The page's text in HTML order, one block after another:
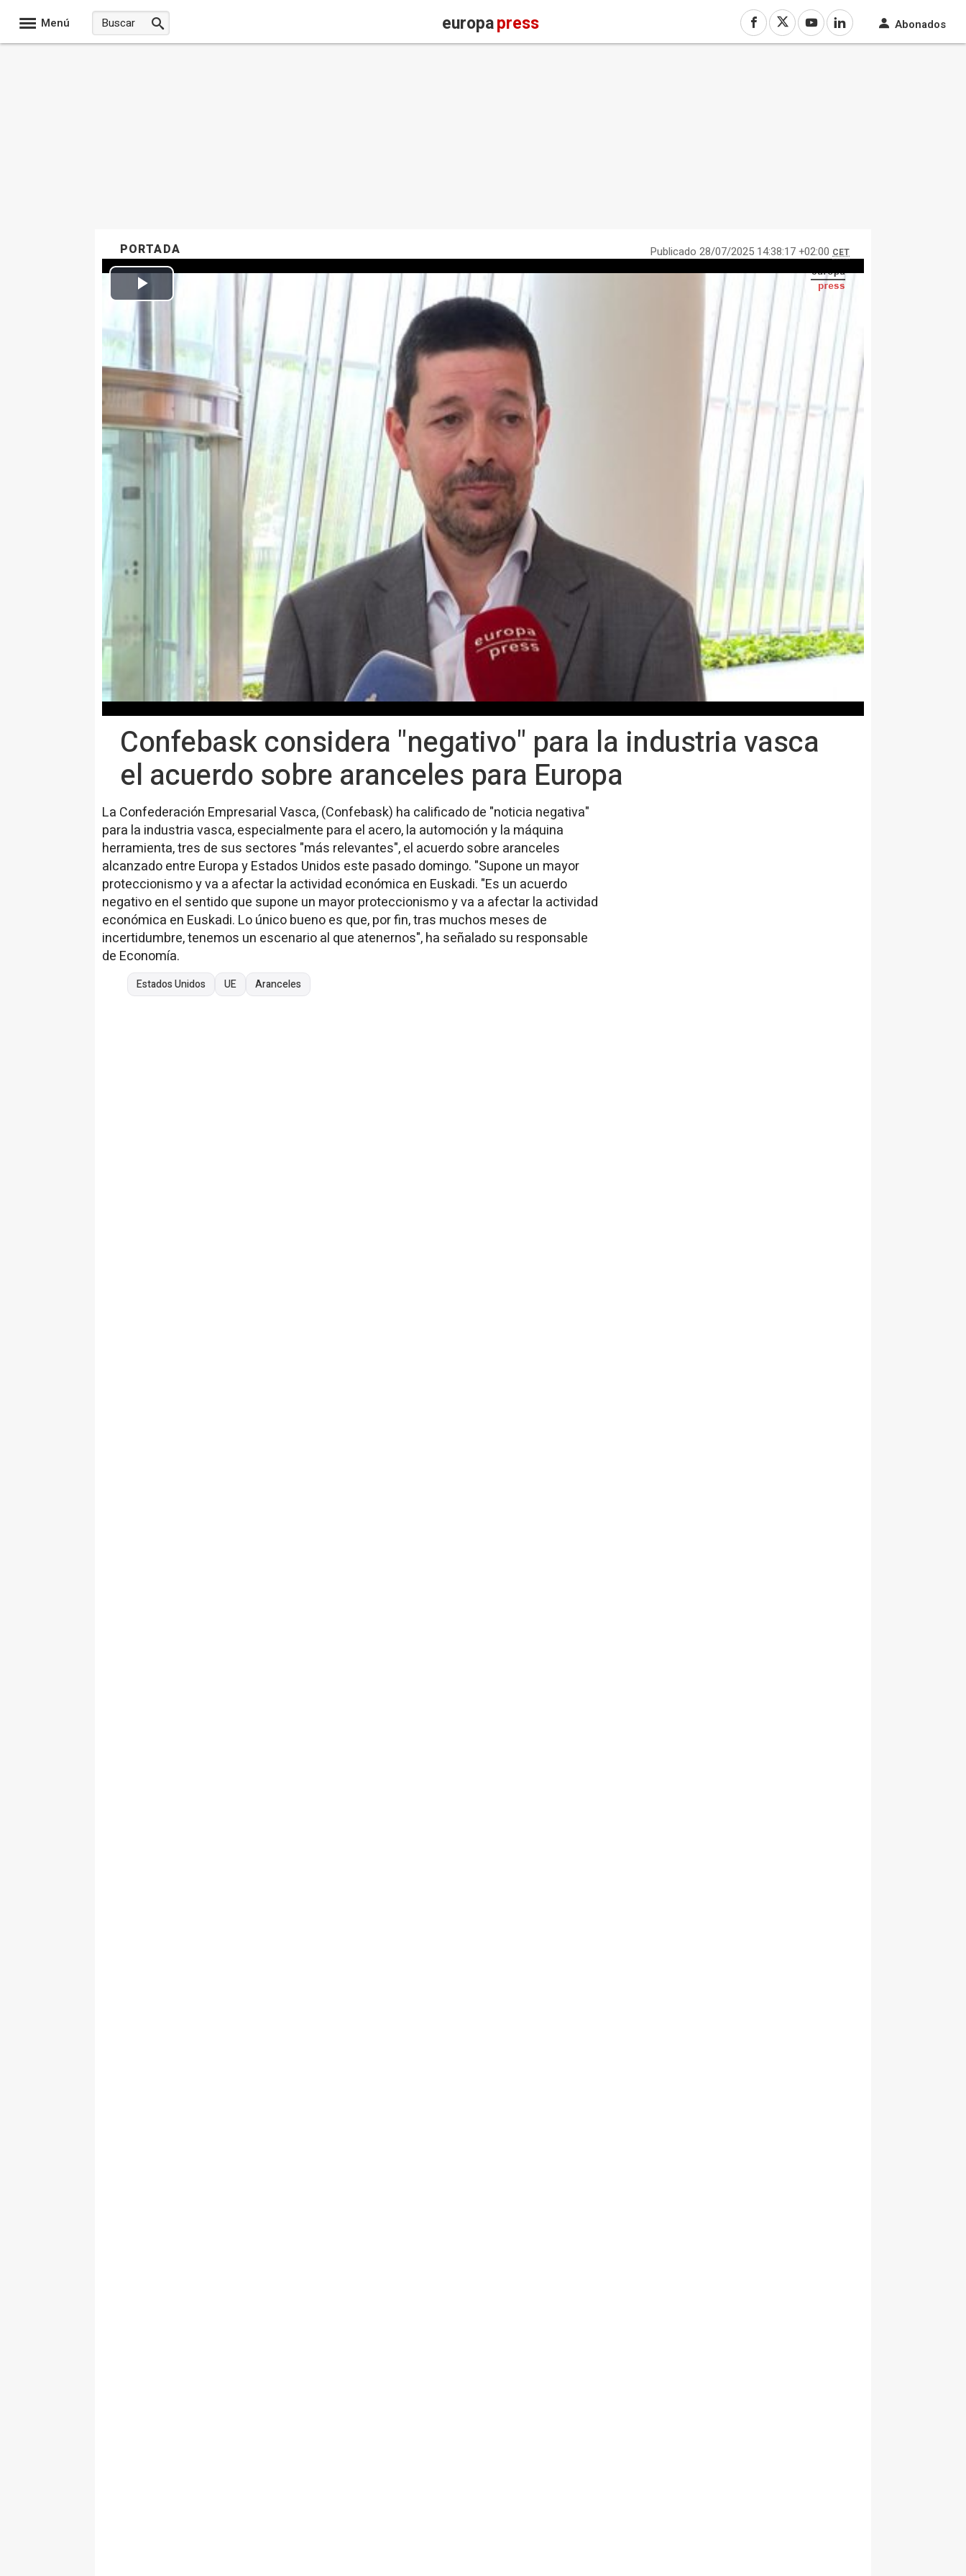
Menú europapress Abonados
PORTADA Publicado 28/07/2025 14:38:17 +02:00 CET
Confebask considera "negativo" para la industria vasca
el acuerdo sobre aranceles para Europa
La Confederación Empresarial Vasca, (Confebask) ha calificado de "noticia negativa"
para la industria vasca, especialmente para el acero, la automoción y la máquina
herramienta, tres de sus sectores "más relevantes", el acuerdo sobre aranceles
alcanzado entre Europa y Estados Unidos este pasado domingo. "Supone un mayor
proteccionismo y va a afectar la actividad económica en Euskadi. "Es un acuerdo
negativo en el sentido que supone un mayor proteccionismo y va a afectar la actividad
económica en Euskadi. Lo único bueno es que, por fin, tras muchos meses de
incertidumbre, tenemos un escenario al que atenernos", ha señalado su responsable
de Economía.
Estados Unidos UE Aranceles